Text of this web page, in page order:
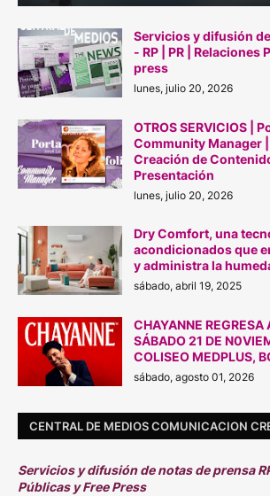
Servicios y difusión
- RP | PR | Relaciones
press
lunes, julio 20, 2026
OTROS SERVICIOS |
Community Manager |
Creación de
Presentación
lunes, julio 20, 2026
Dry Comfort, una
acondicionados que
y administra la
sábado, abril 19, 2025
CHAYANNE REGRESA
SÁBADO 21 DE
COLISEO MEDPLUS,
sábado, agosto 01, 2026
CENTRAL DE MEDIOS COMUNICACION
Servicios y difusión de notas de prensa
Públicas y Free Press